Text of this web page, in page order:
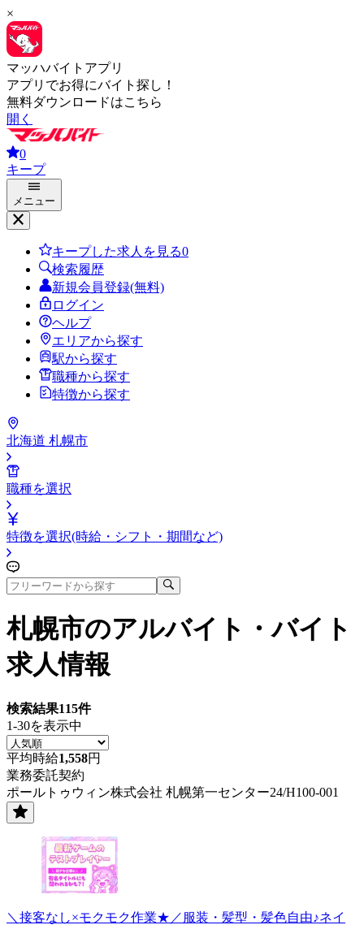
×
マッハバイトアプリ
アプリでお得にバイト探し！
無料ダウンロードはこちら
開く
0
キープ
メニュー
キープした求人を見る0
検索履歴
新規会員登録(無料)
ログイン
ヘルプ
エリアから探す
駅から探す
職種から探す
特徴から探す
北海道 札幌市
職種を選択
特徴を選択(時給・シフト・期間など)
札幌市のアルバイト・バイト
求人情報
検索結果115件
1-30を表示中
平均時給1,558円
業務委託契約
ポールトゥウィン株式会社 札幌第一センター24/H100-001
＼接客なし×モクモク作業★／服装・髪型・髪色自由♪ネイ